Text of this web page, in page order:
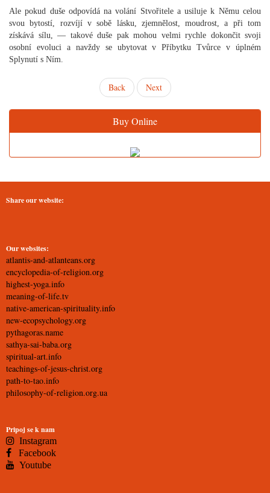
Ale pokud duše odpovídá na volání Stvořitele a usiluje k Němu celou
svou bytostí, rozvíjí v sobě lásku, zjemnělost, moudrost, a při tom
získává sílu, — takové duše pak mohou velmi rychle dokončit svoji
osobní evoluci a navždy se ubytovat v Příbytku Tvůrce v úplném
Splynutí s Ním.
Back Next
Buy Online
Share our website:
Our websites:
atlantis-and-atlanteans.org
encyclopedia-of-religion.org
highest-yoga.info
meaning-of-life.tv
native-american-spirituality.info
new-ecopsychology.org
pythagoras.name
sathya-sai-baba.org
spiritual-art.info
teachings-of-jesus-christ.org
path-to-tao.info
philosophy-of-religion.org.ua
Pripoj se k nam
Instagram
Facebook
Youtube